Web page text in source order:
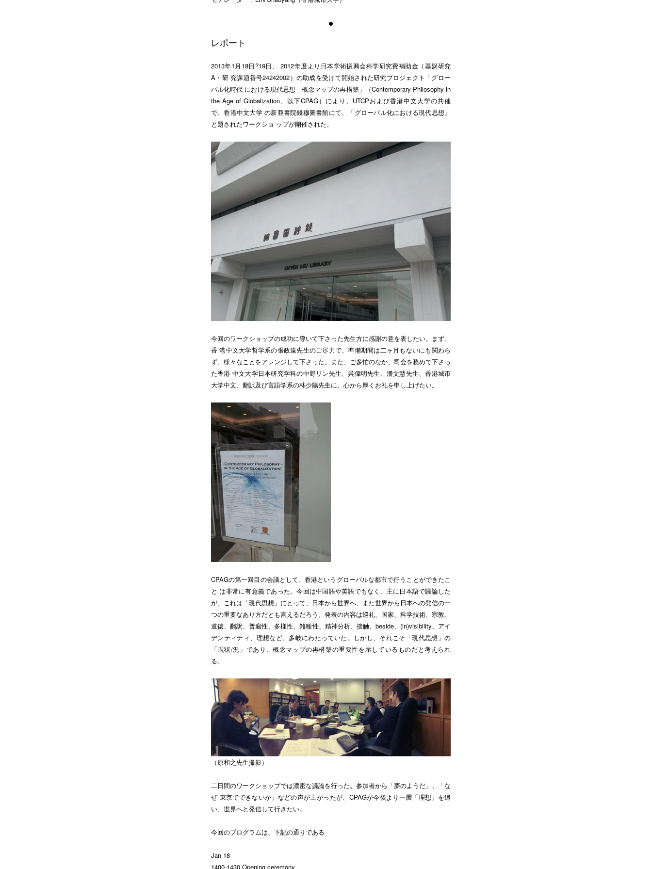
レポート
2013年1月18日?19日、 2012年度より日本学術振興会科学研究費補助金（基盤研究
A・研 究課題番号24242002）の助成を受けて開始された研究プロジェクト「グロー
バル化時代 における現代思想―概念マップの再構築」（Contemporary Philosophy in
the Age of Globalization、以下CPAG）により、UTCPおよび香港中文大学の共催
で、香港中文大学 の新亜書院錢穆圖書館にて、「グローバル化における現代思想」
と題されたワークショ ップが開催された。
今回のワークショップの成功に導いて下さった先生方に感謝の意を表したい。まず、
香 港中文大学哲学系の張政遠先生のご尽力で、準備期間は二ヶ月もないにも関わら
ず、様々なことをアレンジして下さった。また、ご多忙のなか、司会を務めて下さっ
た香港 中文大学日本研究学科の中野リン先生、呉偉明先生、潘文慧先生、香港城市
大学中文、翻訳及び言語学系の林少陽先生に、心から厚くお礼を申し上げたい。
CPAGの第一回目の会議として、香港というグローバルな都市で行うことができたこ
と は非常に有意義であった。今回は中国語や英語でもなく、主に日本語で議論した
が、これは「現代思想」にとって、日本から世界へ、また世界から日本への発信の一
つの重要なあり方だとも言えるだろう。発表の内容は巡礼、国家、科学技術、宗教、
道徳、翻訳、普遍性、多様性、雑種性、精神分析、接触、beside、(in)visibility、アイ
デンティティ、理想など、多岐にわたっていた。しかし、それこそ「現代思想」の
「現状/況」であり、概念マップの再構築の重要性を示しているものだと考えられ
る。
（原和之先生撮影）
二日間のワークショップでは濃密な議論を行った。参加者から「夢のようだ」、「な
ぜ 東京でできないか」などの声が上がったが、CPAGが今後より一層「理想」を追
い、世界へと発信して行きたい。
今回のプログラムは、下記の通りである
Jan 18
1400-1430 Opening ceremony